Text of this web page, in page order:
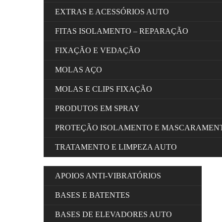
EXTRAS E ACESSÓRIOS AUTO
FITAS ISOLAMENTO – REPARAÇÃO
FIXAÇÃO E VEDAÇÃO
MOLAS AÇO
MOLAS E CLIPS FIXAÇÃO
PRODUTOS EM SPRAY
PROTEÇÃO ISOLAMENTO E
TRATAMENTO E LIMPEZA AUTO
APOIOS ANTI-VIBRATÓRIOS
BASES E BATENTES
BASES DE ELEVADORES AUTO